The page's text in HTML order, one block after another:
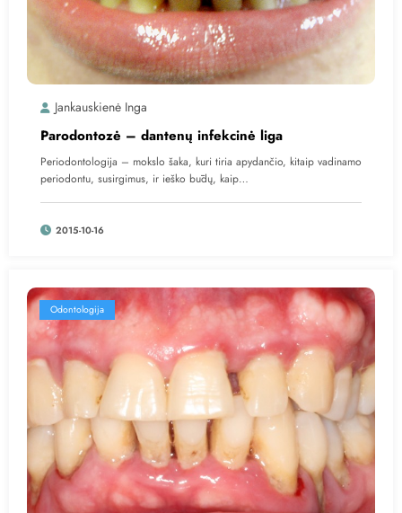
Jankauskienė Inga
Parodontozė – dantenų infekcinė liga
Periodontologija – mokslo šaka, kuri tiria apydančio, kitaip vadinamo
periodontu, susirgimus, ir ieško būdų, kaip…
2015-10-16
Odontologija